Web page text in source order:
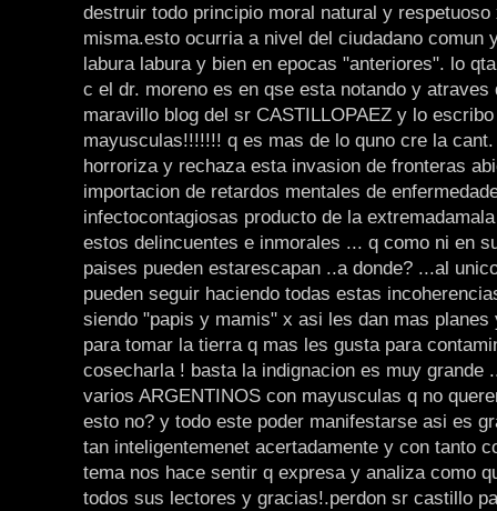
destruir todo principio moral natural y respetuoso
misma.esto ocurria a nivel del ciudadano comun
labura labura y bien en epocas "anteriores". lo
c el dr. moreno es en qse esta notando y atraves
maravillo blog del sr CASTILLOPAEZ y lo
mayusculas!!!!!!! q es mas de lo quno cre la
horroriza y rechaza esta invasion de fronteras
importacion de retardos mentales de
infectocontagiosas producto de la
estos delincuentes e inmorales ... q como ni en
paises pueden estarescapan ..a donde? ...al
pueden seguir haciendo todas estas
siendo "papis y mamis" x asi les dan mas planes
para tomar la tierra q mas les gusta para
cosecharla ! basta la indignacion es muy grande
varios ARGENTINOS con mayusculas q no
esto no? y todo este poder manifestarse asi es
tan inteligentemenet acertadamente y con tanto
tema nos hace sentir q expresa y analiza como
todos sus lectores y gracias!.perdon sr castillo